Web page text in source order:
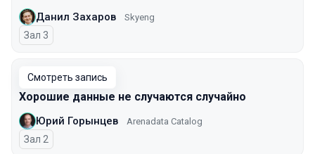
Данил Захаров Skyeng
Зал 3
Смотреть запись
Хорошие данные не случаются случайно
Юрий Горынцев Arenadata Catalog
Зал 2